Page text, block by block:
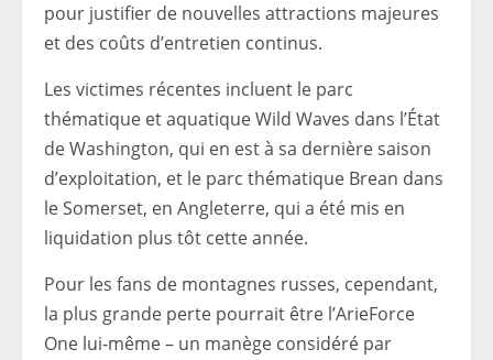
pour justifier de nouvelles attractions majeures
et des coûts d’entretien continus.
Les victimes récentes incluent le parc
thématique et aquatique Wild Waves dans l’État
de Washington, qui en est à sa dernière saison
d’exploitation, et le parc thématique Brean dans
le Somerset, en Angleterre, qui a été mis en
liquidation plus tôt cette année.
Pour les fans de montagnes russes, cependant,
la plus grande perte pourrait être l’ArieForce
One lui-même – un manège considéré par